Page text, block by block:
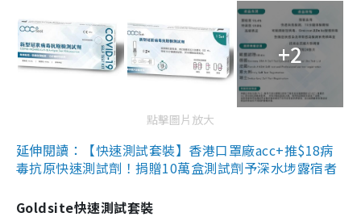
+2
點擊圖片放大
延伸閱讀：【快速測試套裝】香港口罩廠acc+推$18病
毒抗原快速測試劑！捐贈10萬盒測試劑予深水埗露宿者
Goldsite快速測試套裝